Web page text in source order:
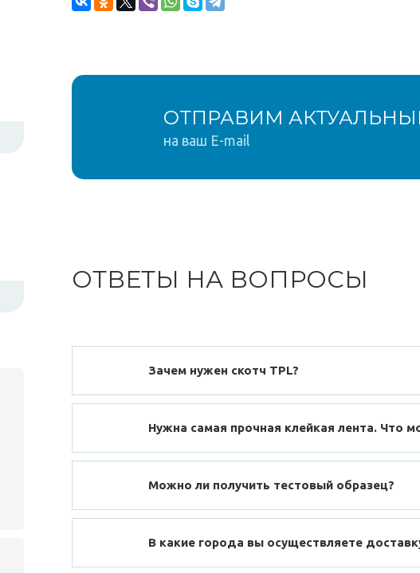
ОТПРАВИМ
на ваш E-mail
ОТВЕТЫ НА ВОПРОСЫ
Зачем нужен скотч TPL?
Нужна самая прочная клейкая лента. Что
Можно ли получить тестовый образец?
В какие города вы осуществляете